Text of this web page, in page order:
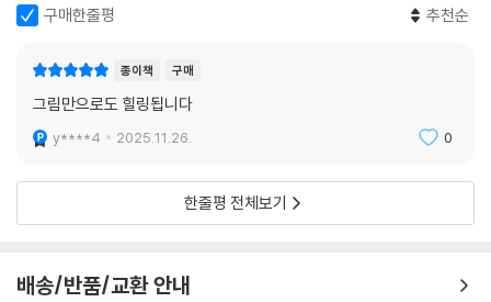
구매한줄평 추천순
종이책 구매
그림만으로도 힐링됩니다
y****4 2025.11.26. 0
한줄평 전체보기
배송/반품/교환 안내